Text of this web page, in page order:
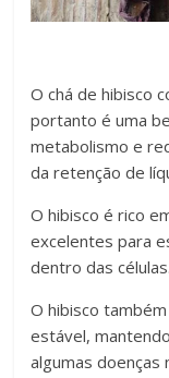
O chá de hibisco
portanto é uma
metabolismo e
da retenção de
O hibisco é rico
excelentes para
dentro das células.
O hibisco
estável,
algumas doenças